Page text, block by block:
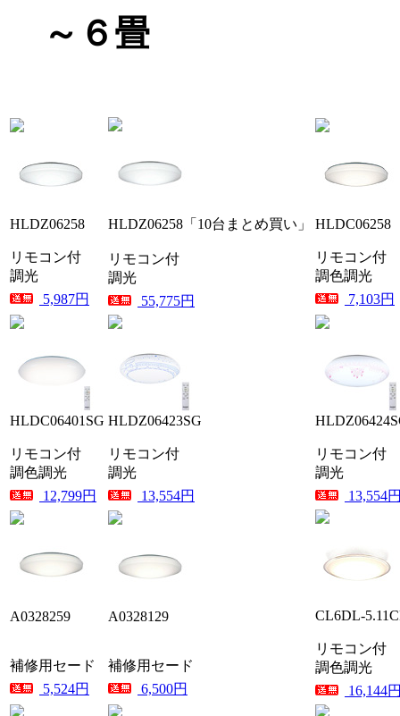
～６畳
HLDZ06258
リモコン付
調光
5,987円
HLDZ06258「10台まとめ買い」
リモコン付
調光
55,775円
HLDC06258
リモコン付
調色調光
7,103円
HLDC06401SG
リモコン付
調色調光
12,799円
HLDZ06423SG
リモコン付
調光
13,554円
リモコン付
調光
13,554
A0328259
補修用セード
5,524円
A0328129
補修用セード
6,500円
CL6DL-
リモコン付
調色調光
16,144